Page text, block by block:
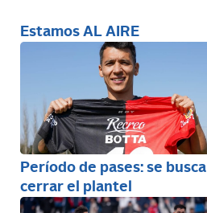
Estamos AL AIRE
Período de pases: se busca
cerrar el plantel